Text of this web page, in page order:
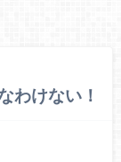
わけない！